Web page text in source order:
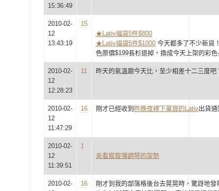
15:36:49
2010-02-
12
13:43:19
15
★Lativ福袋5件$800
★Lativ福袋5件$1000 今天都多了不少新貨
色原價$199長杉退掉，換成今天上架的彩
2010-02-
12
12:28:23
11 昨天的氣溫跟今天比，至少相差十二三度吧
2010-02-
12
11:47:29
16 剛才已經收到 昨晚夜裡下單買的Lativ出貨
2010-02-
12
11:39:51
1
來看宸宸彈鋼琴的架勢
2010-02-
16
剛才到我的部落格後台去晃晃時，驚訝地